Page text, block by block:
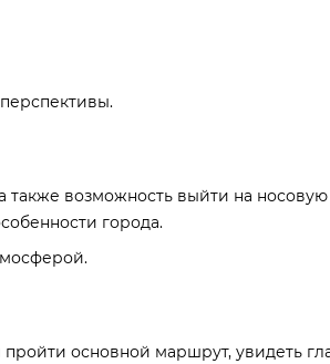
возможность выйти на
города.
пройти основной маршрут, увидеть